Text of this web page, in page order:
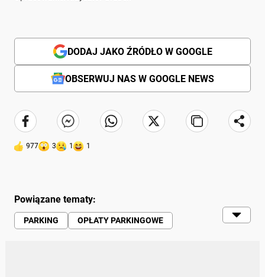
DODAJ JAKO ŹRÓDŁO W GOOGLE
OBSERWUJ NAS W GOOGLE NEWS
977 3 1 1
Powiązane tematy:
PARKING
OPŁATY PARKINGOWE